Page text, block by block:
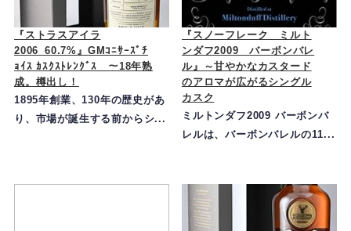
『ストラスアイラ
2006_60.7%』GMｺﾆｻｰｽﾞﾁ
ｮｲｽ ｶｽｸｽﾄﾚﾝｸﾞｽ ～18年熟
成。樽出し！
1895年創業、130年の歴史があ
り、市場が誕生する前からシ...
『スノーフレーク ミルト
ンダフ2009 バーボンバレ
ル』～甘やかなカスタード
のアロマが広がるシングル
カスク
ミルトンダフ2009 バーボンバ
レルは、バーボンバレルの11...